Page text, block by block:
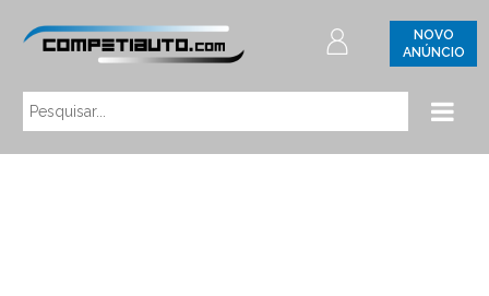
NOVO
ANÚNCIO